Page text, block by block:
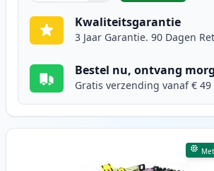
Kwaliteitsgarantie
3 Jaar Garantie. 90 Dagen
Bestel nu, ontvang
Gratis verzending vanaf € 49